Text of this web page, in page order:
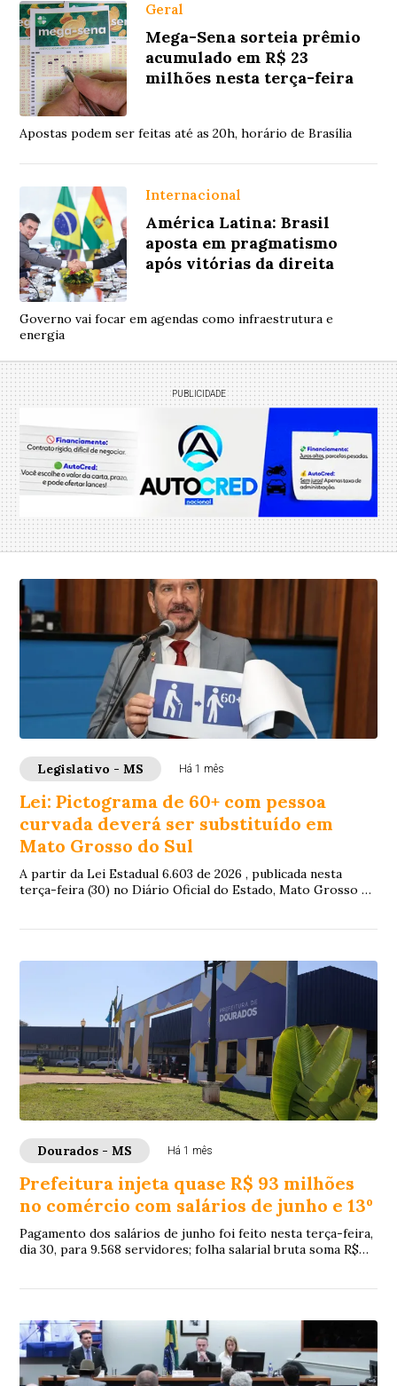
Geral
Mega-Sena sorteia prêmio
acumulado em R$ 23
milhões nesta terça-feira
Apostas podem ser feitas até as 20h, horário de Brasília
Internacional
América Latina: Brasil
aposta em pragmatismo
após vitórias da direita
Governo vai focar em agendas como infraestrutura e
energia
PUBLICIDADE
Legislativo - MS Há 1 mês
Lei: Pictograma de 60+ com pessoa
curvada deverá ser substituído em
Mato Grosso do Sul
A partir da Lei Estadual 6.603 de 2026 , publicada nesta
terça-feira (30) no Diário Oficial do Estado, Mato Grosso do
Dourados - MS Há 1 mês
Prefeitura injeta quase R$ 93 milhões
no comércio com salários de junho e 13º
Pagamento dos salários de junho foi feito nesta terça-feira,
dia 30, para 9.568 servidores; folha salarial bruta soma R$